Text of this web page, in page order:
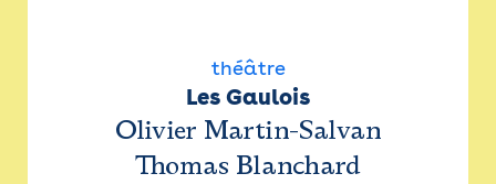
théâtre
Les Gaulois
Olivier Martin-Salvan
Thomas Blanchard